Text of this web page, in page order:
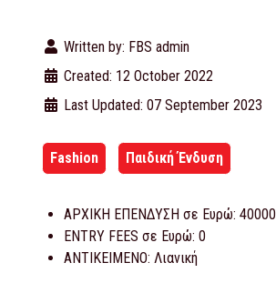
Written by: FBS admin
Created: 12 October 2022
Last Updated: 07 September 2023
Fashion Παιδική Ένδυση
ΑΡΧΙΚΗ ΕΠΕΝΔΥΣΗ σε Ευρώ: 40000
ENTRY FEES σε Ευρώ: 0
ΑΝΤΙΚΕΙΜΕΝΟ: Λιανική